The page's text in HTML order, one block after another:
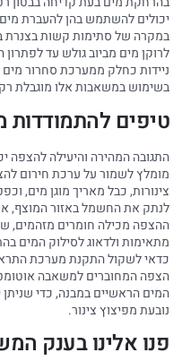
יכולים להשתמש בהן להעברת
במקרה של סתימות קשות בצנרת
לרוקן מים מביוב גולש עד
ניידות כחלק ממערכת סחרור מים
בשימוש במשאבות אלו מוגבלת רק
טיפים
התגובה המהירה והיעילה להצפה
מומלץ לשמור על ערכת חירום
צינורות, כבל מאריך מוגן מים,
לנתק את החשמל באזור המוצף,
ההצפה מכילה חומרים
מתאימות ולדאוג לסילוק המים
כדאי לשקול התקנת מערכת
הצפה המחוברים למשאבה
המים הראשיים במבנה, כדי
נובעת מפיצוץ צינור.
פנו אלינו בענק